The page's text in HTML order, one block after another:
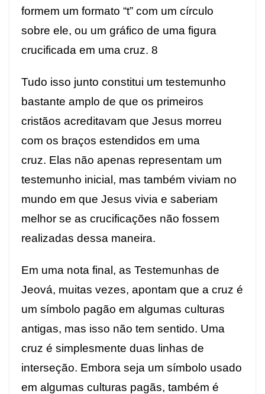
formem um formato “t” com um círculo
sobre ele, ou um gráfico de uma figura
crucificada em uma cruz. 8
Tudo isso junto constitui um testemunho
bastante amplo de que os primeiros
cristãos acreditavam que Jesus morreu
com os braços estendidos em uma
cruz. Elas não apenas representam um
testemunho inicial, mas também viviam no
mundo em que Jesus vivia e saberiam
melhor se as crucificações não fossem
realizadas dessa maneira.
Em uma nota final, as Testemunhas de
Jeová, muitas vezes, apontam que a cruz é
um símbolo pagão em algumas culturas
antigas, mas isso não tem sentido. Uma
cruz é simplesmente duas linhas de
interseção. Embora seja um símbolo usado
em algumas culturas pagãs, também é